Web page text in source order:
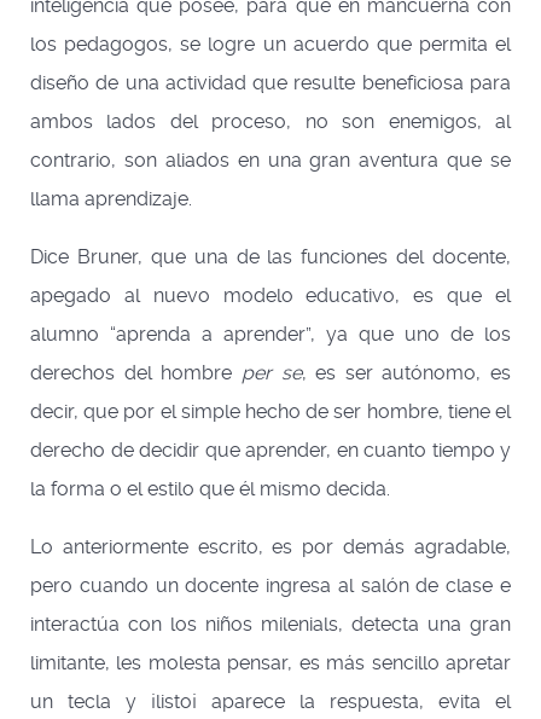
inteligencia que posee, para que en mancuerna con
los pedagogos, se logre un acuerdo que permita el
diseño de una actividad que resulte beneficiosa para
ambos lados del proceso, no son enemigos, al
contrario, son aliados en una gran aventura que se
llama aprendizaje.
Dice Bruner, que una de las funciones del docente,
apegado al nuevo modelo educativo, es que el
alumno “aprenda a aprender”, ya que uno de los
derechos del hombre per se, es ser autónomo, es
decir, que por el simple hecho de ser hombre, tiene el
derecho de decidir que aprender, en cuanto tiempo y
la forma o el estilo que él mismo decida.
Lo anteriormente escrito, es por demás agradable,
pero cuando un docente ingresa al salón de clase e
interactúa con los niños milenials, detecta una gran
limitante, les molesta pensar, es más sencillo apretar
un tecla y ¡listo¡ aparece la respuesta, evita el